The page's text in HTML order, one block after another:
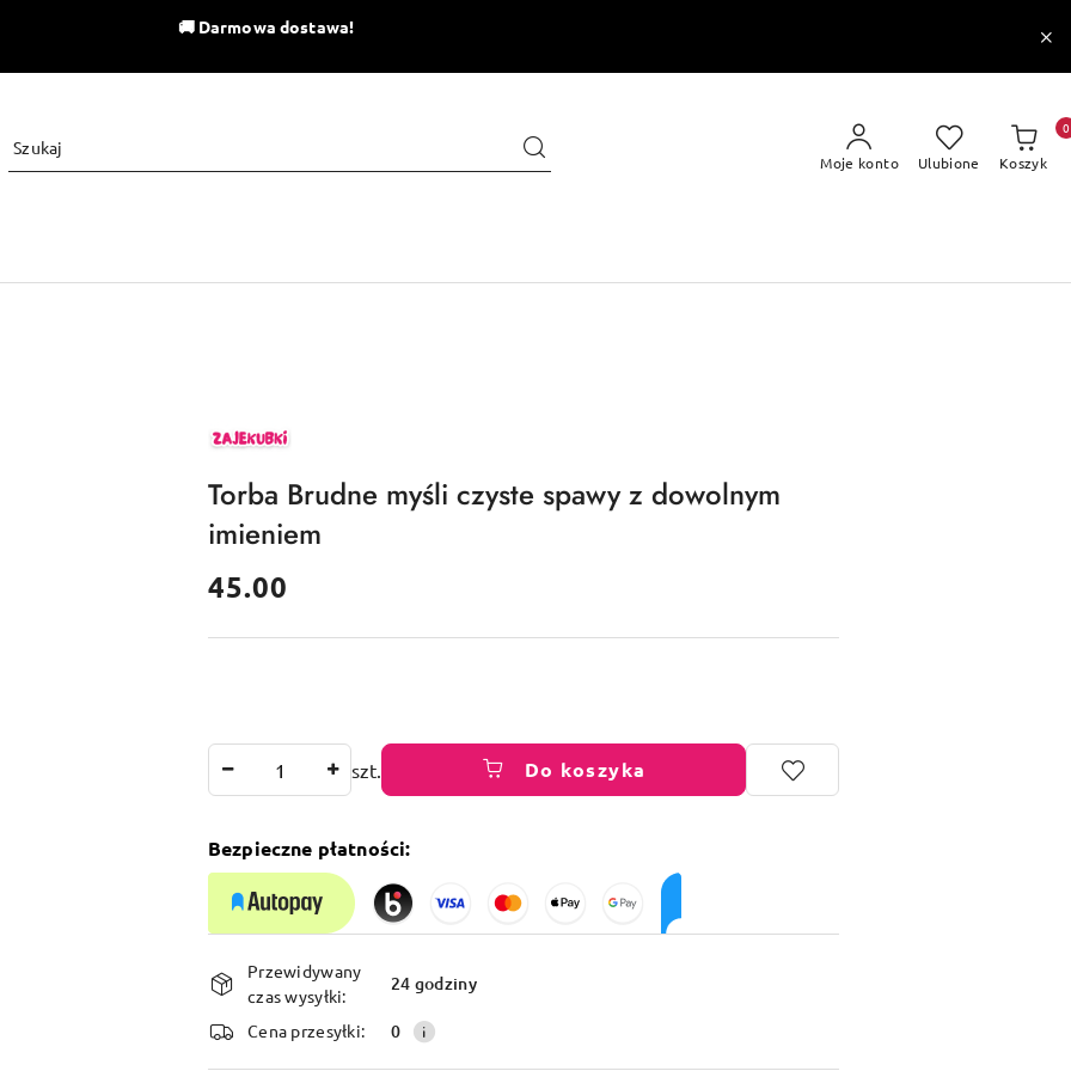
🚚 Darmowa dostawa!
Moje konto Ulubione Koszyk
0
ZAJEKUBKI
Torba Brudne myśli czyste spawy z dowolnym
imieniem
cena:
45.00
szt. Do koszyka
Bezpieczne płatności:
Dostępność
i
dostawa
Przewidywany
czas wysyłki:
24 godziny
Cena przesyłki: 0